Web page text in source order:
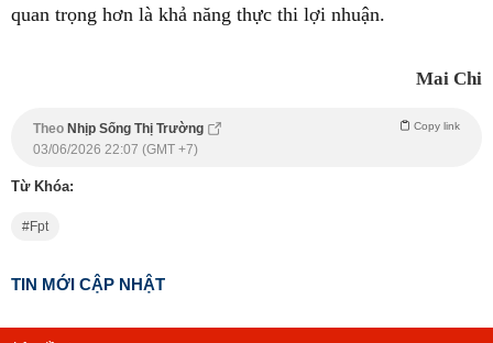
quan trọng hơn là khả năng thực thi lợi nhuận.
Mai Chi
Theo Nhịp Sống Thị Trường Copy link
03/06/2026 22:07 (GMT +7)
Từ Khóa:
Fpt
TIN MỚI CẬP NHẬT